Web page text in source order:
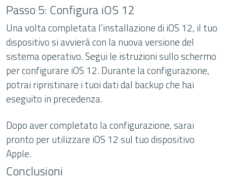
Passo 5: Configura iOS 12
Una volta completata l’installazione di iOS 12, il tuo
dispositivo si avvierà con la nuova versione del
sistema operativo. Segui le istruzioni sullo schermo
per configurare iOS 12. Durante la configurazione,
potrai ripristinare i tuoi dati dal backup che hai
eseguito in precedenza.
Dopo aver completato la configurazione, sarai
pronto per utilizzare iOS 12 sul tuo dispositivo
Apple.
Conclusioni